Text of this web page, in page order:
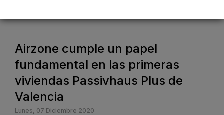
Airzone cumple un papel
fundamental en las primeras
viviendas Passivhaus Plus de
Valencia
Lunes, 07 Diciembre 2020